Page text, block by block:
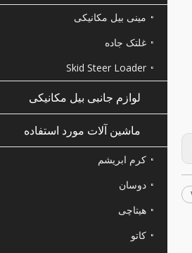
مینی بیل مکانیکی
غلتک جاده
Skid Steer Loader
لوازم جانبی بیل مکانیکی
ماشین آلات مورد استفاده
کرم ابریشم
دوسان
هیتاچی
کاتو